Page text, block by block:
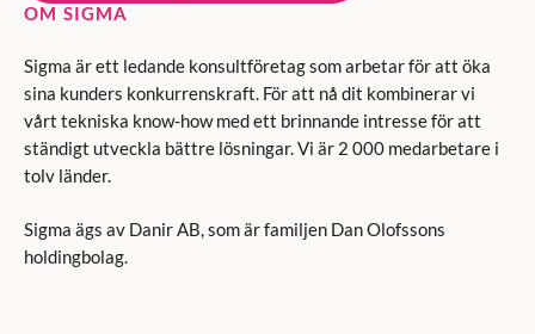
OM SIGMA
Sigma är ett ledande konsultföretag som arbetar för att öka
sina kunders konkurrenskraft. För att nå dit kombinerar vi
vårt tekniska know-how med ett brinnande intresse för att
ständigt utveckla bättre lösningar. Vi är 2 000 medarbetare i
tolv länder.
Sigma ägs av Danir AB, som är familjen Dan Olofssons
holdingbolag.